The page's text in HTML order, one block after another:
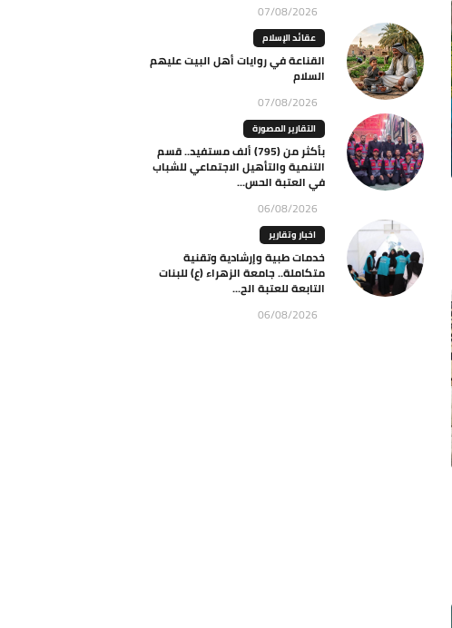
07/08/2026
عقائد الإسلام
القناعة في روايات أهل البيت عليهم
السلام
07/08/2026
التقارير المصورة
بأكثر من (795) ألف مستفيد.. قسم
التنمية والتأهيل الاجتماعي للشباب
في العتبة الحس...
06/08/2026
اخبار وتقارير
خدمات طبية وإرشادية وتقنية
متكاملة.. جامعة الزهراء (ع) للبنات
التابعة للعتبة الح...
06/08/2026